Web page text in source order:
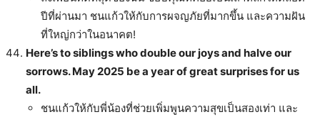
ปีที่ผ่านมา ชนแก้วให้กับการผจญภัยที่มากขึ้น และความฝัน
ที่ใหญ่กว่าในอนาคต!
Here’s to siblings who double our joys and halve our
sorrows. May 2025 be a year of great surprises for us
all.
ชนแก้วให้กับพี่น้องที่ช่วยเพิ่มพูนความสุขเป็นสองเท่า และ